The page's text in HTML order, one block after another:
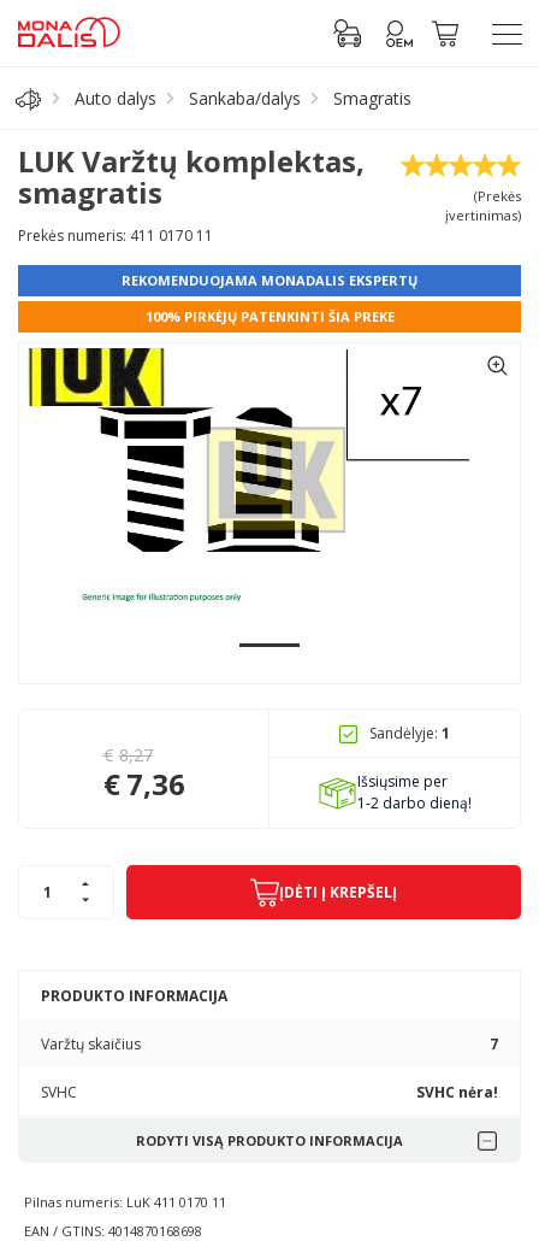
Alyva, tepalai
Antifrizas
Akumuliatorius
Padangos
Prisijungti prie paskyros
Pagojo k., Uosių g. 124, Kelmės raj.
Auto dalys Sankaba/dalys Smagratis
LUK Varžtų komplektas,
smagratis
(Prekės
įvertinimas)
Prekės numeris: 411 0170 11
REKOMENDUOJAMA MONADALIS EKSPERTŲ
100% PIRKĖJŲ PATENKINTI ŠIA PREKE
PRODUKTO INFORMACIJA
Varžtų skaičius 7
SVHC SVHC nėra!
RODYTI VISĄ PRODUKTO INFORMACIJA
Pilnas numeris: LuK 411 0170 11
EAN / GTINS: 4014870168698
€ 8,27
€7,36
Sandėlyje: 1
Išsiųsime per
1-2 darbo dieną!
ĮDĖTI Į KREPŠELĮ